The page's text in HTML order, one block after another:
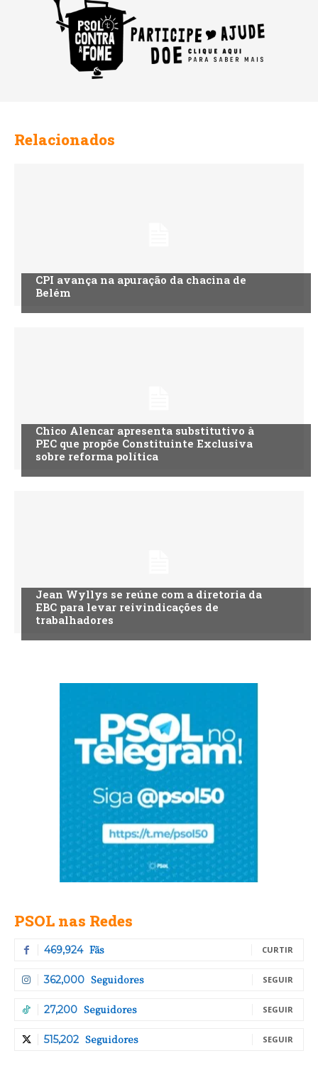
Relacionados
CPI avança na apuração da chacina de
Belém
Chico Alencar apresenta substitutivo à
PEC que propõe Constituinte Exclusiva
sobre reforma política
Jean Wyllys se reúne com a diretoria da
EBC para levar reivindicações de
trabalhadores
PSOL nas Redes
469,924 Fãs CURTIR
362,000 Seguidores SEGUIR
27,200 Seguidores SEGUIR
515,202 Seguidores SEGUIR